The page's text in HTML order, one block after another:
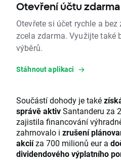
Otevření účtu zdarma
Otevřete si účet rychle a
zcela zdarma. Využijte také
výběrů.
Stáhnout aplikaci
Součástí dohody je také
správě aktivSantanderu za
zajistila financování
zahrnovalo i zrušení
akciíza 700 milionů eur a
dividendového výplatního